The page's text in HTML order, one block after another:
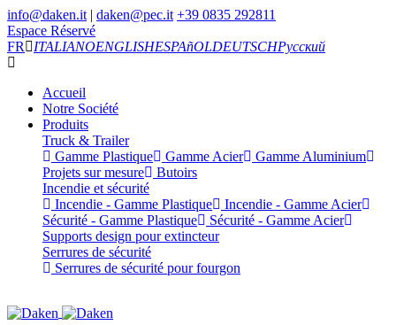
info@daken.it | daken@pec.it +39 0835 292811
Espace Réservé
FR
ITALIANOENGLISHESPAñOLDEUTSCHРусский
Accueil
Notre Société
Produits
Truck & Trailer
Gamme Plastique
Gamme Acier
Gamme Aluminium
Projets sur mesure
Butoirs
Incendie et sécurité
Incendie - Gamme Plastique
Incendie - Gamme Acier
Sécurité - Gamme Plastique
Sécurité - Gamme Acier
Supports design pour extincteur
Serrures de sécurité
Serrures de sécurité pour fourgon